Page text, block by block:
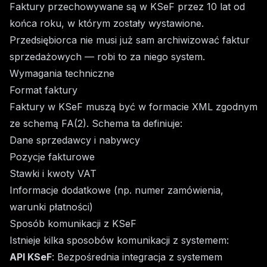
Faktury przechowywane są w KSeF przez 10 lat od
końca roku, w którym zostały wystawione.
Przedsiębiorca nie musi już sam archiwizować faktur
sprzedażowych — robi to za niego system.
Wymagania techniczne
Format faktury
Faktury w KSeF muszą być w formacie XML zgodnym
ze schemą FA(2). Schema ta definiuje:
Dane sprzedawcy i nabywcy
Pozycje fakturowe
Stawki i kwoty VAT
Informacje dodatkowe (np. numer zamówienia,
warunki płatności)
Sposób komunikacji z KSeF
Istnieje kilka sposobów komunikacji z systemem:
API KSeF: Bezpośrednia integracja z systemem